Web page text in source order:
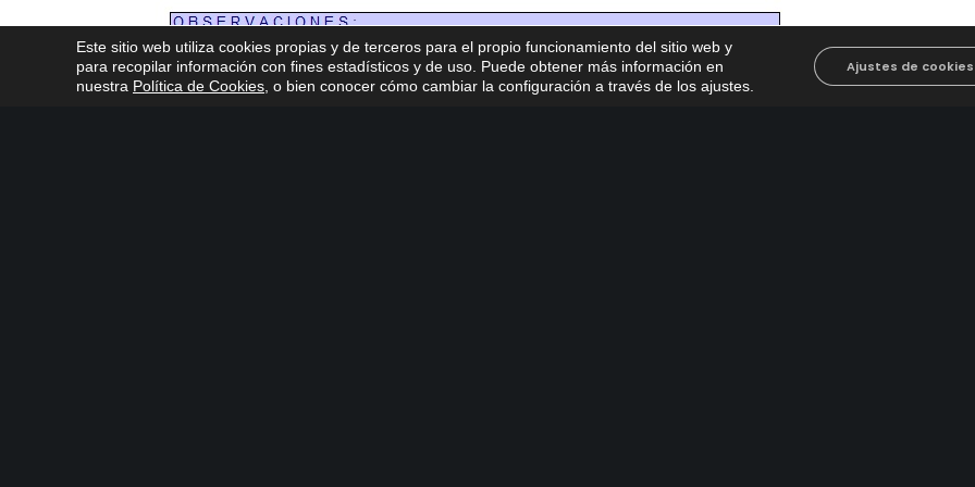
Este sitio web utiliza cookies propias y de terceros para el propio funcionamiento del sitio web y
para recopilar información con fines estadísticos y de uso. Puede obtener más información en
nuestra Política de Cookies , o bien conocer cómo cambiar la configuración a través de los ajustes
Ajustes de cookies